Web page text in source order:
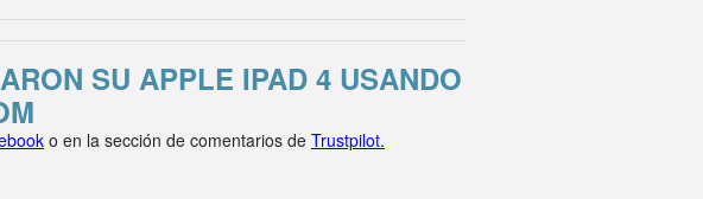
SU APPLE IPAD 4 USANDO
o en la sección de comentarios de Trustpilot.